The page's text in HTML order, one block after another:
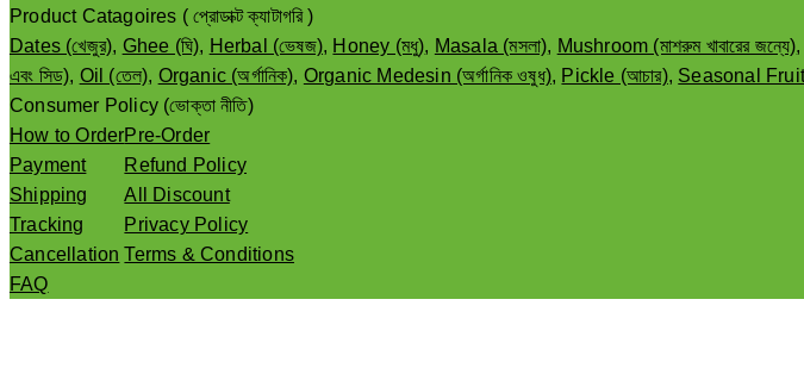
The
options
may
be
chosen
on
the
product
page
Product Catagoires ( প্রোডাক্ট ক্যাটাগরি )
Dates (খেজুর), Ghee (ঘি), Herbal (ভেষজ), Honey (মধু), Masala (মসলা), Mushroom (মাশরুম খাবারের জন্যে),
এবং সিড), Oil (তেল), Organic (অর্গানিক), Organic Medesin (অর্গানিক ওষুধ), Pickle (আচার), Seasonal
Consumer Policy (ভোক্তা নীতি)
How to Order
Payment
Shipping
Tracking
Cancellation
FAQ
Pre-Order
Refund Policy
All Discount
Privacy Policy
Terms & Conditions